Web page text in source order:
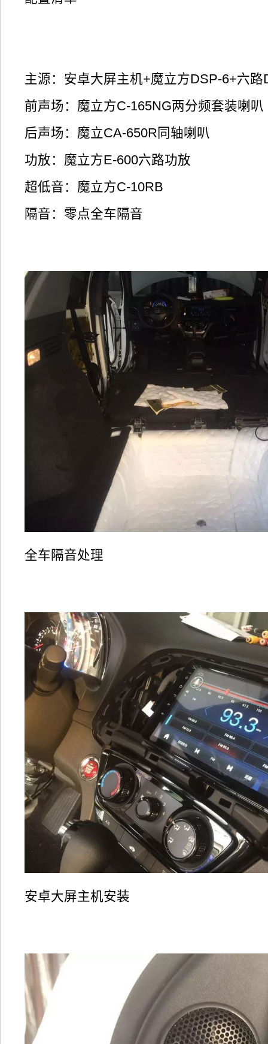
主源：安卓大屏主机+魔立方DSP-6+六路
前声场：魔立方C-165NG两分频套装喇叭
后声场：魔立CA-650R同轴喇叭
功放：魔立方E-600六路功放
超低音：魔立方C-10RB
隔音：零点全车隔音
全车隔音处理
安卓大屏主机安装